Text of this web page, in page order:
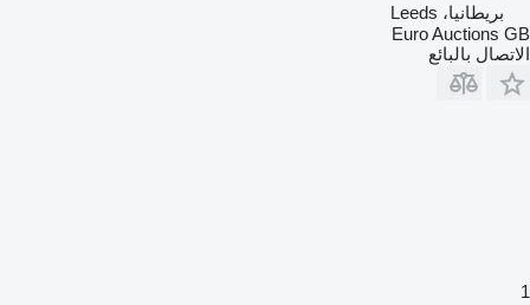
بريطانيا، Leeds
Euro Auctions GB
الاتصال بالبائع
1